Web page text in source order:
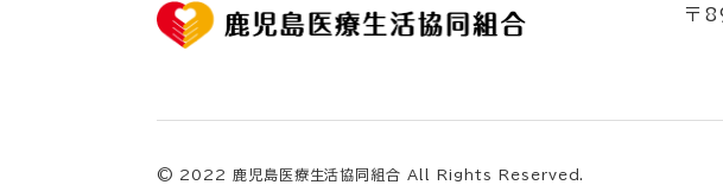
〒
© 2022 鹿児島医療生活協同組合 All Rights Reserved.